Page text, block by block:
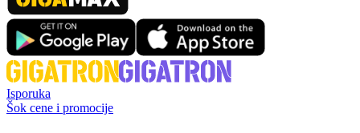
Isporuka
Šok cene i promocije